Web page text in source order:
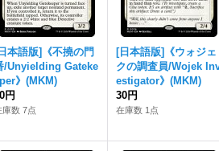
本語版]《不撓の門
/Unyielding Gateke
》(MKM)
円
庫数 7点
[日本語版]《ウォジェ
クの調査員/Wojek
estigator》(MKM)
30円
在庫数 1点